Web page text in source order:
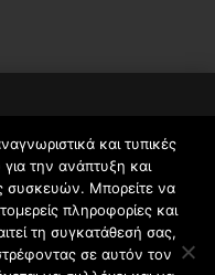
και τυπικές
την ανάπτυξη και
συσκευών. Μπορείτε να
πληροφορίες και
τη συγκατάθεσή σας,
σε αυτόν τον